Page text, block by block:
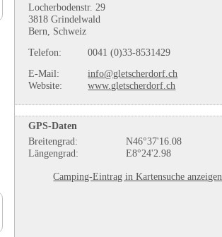
Locherbodenstr. 29
3818 Grindelwald
Bern, Schweiz
Telefon:
0041 (0)33-8531429
E-Mail:
info@gletscherdorf.ch
Website:
www.gletscherdorf.ch
GPS-Daten
Breitengrad:
N46°37'16.08
Längengrad:
E8°24'2.98
Camping-Eintrag in Kartensuche anzeigen